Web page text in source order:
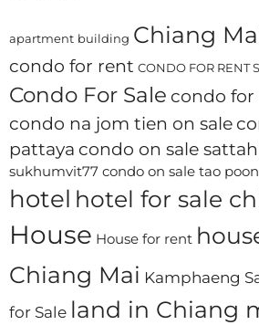
apartment building Chiang
condo for rent CONDO FOR RENT
Condo For Sale condo for
condo na jom tien on sale
pattaya condo on sale
sukhumvit77 condo on sale tao poon
hotel hotel for sale
House House for rent
Chiang Mai Kamphaeng
for Sale land in Chiang